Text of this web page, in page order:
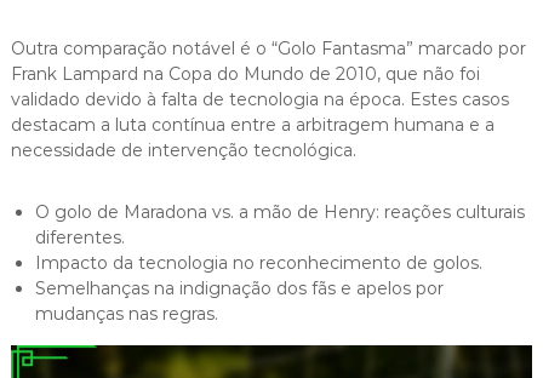
Outra comparação notável é o “Golo Fantasma” marcado por
Frank Lampard na Copa do Mundo de 2010, que não foi
validado devido à falta de tecnologia na época. Estes casos
destacam a luta contínua entre a arbitragem humana e a
necessidade de intervenção tecnológica.
O golo de Maradona vs. a mão de Henry: reações culturais
diferentes.
Impacto da tecnologia no reconhecimento de golos.
Semelhanças na indignação dos fãs e apelos por
mudanças nas regras.